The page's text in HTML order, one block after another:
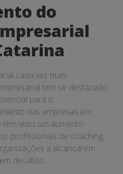
do
cada vez mais
tem se destacado
para o
das empresas em
tem visto um aumento
profissionais de coaching,
a alcançarem
desafios.